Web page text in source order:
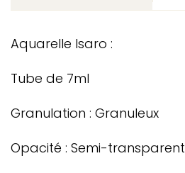
Aquarelle Isaro :
Tube de 7ml
Granulation : Granuleux
Opacité : Semi-transparent